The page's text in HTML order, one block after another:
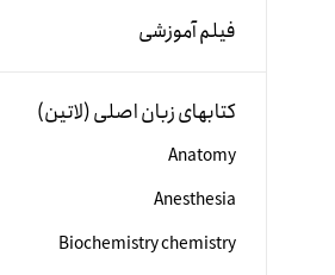
فیلم آموزشی
کتابهای زبان اصلی (لاتین)
Anatomy
Anesthesia
Biochemistry chemistry